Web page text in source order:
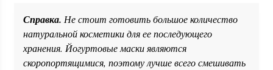
Справка. Не стоит готовить большое количество
натуральной косметики для ее последующего
хранения. Йогуртовые маски являются
скоропортящимися, поэтому лучше всего смешивать